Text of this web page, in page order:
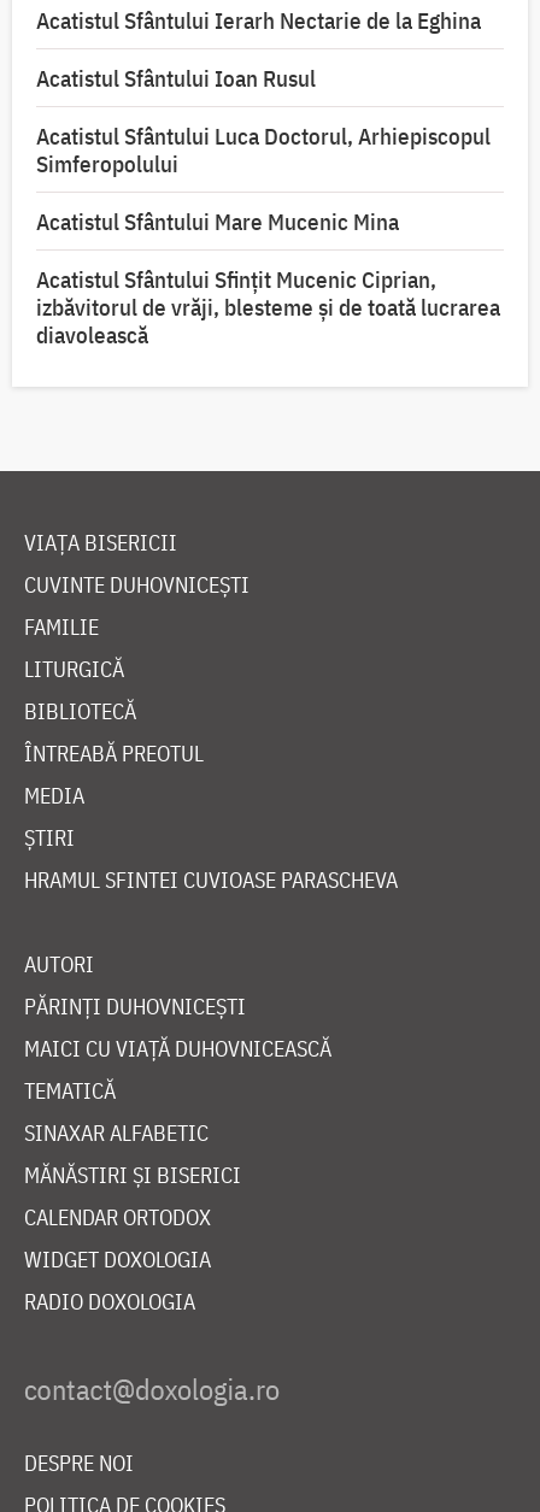
Acatistul Sfântului Ierarh Nectarie de la Eghina
Acatistul Sfântului Ioan Rusul
Acatistul Sfântului Luca Doctorul, Arhiepiscopul
Simferopolului
Acatistul Sfântului Mare Mucenic Mina
Acatistul Sfântului Sfințit Mucenic Ciprian,
izbăvitorul de vrăji, blesteme și de toată lucrarea
diavolească
VIAȚA BISERICII
CUVINTE DUHOVNICEȘTI
FAMILIE
LITURGICĂ
BIBLIOTECĂ
ÎNTREABĂ PREOTUL
MEDIA
ȘTIRI
HRAMUL SFINTEI CUVIOASE PARASCHEVA
AUTORI
PĂRINȚI DUHOVNICEȘTI
MAICI CU VIAȚĂ DUHOVNICEASCĂ
TEMATICĂ
SINAXAR ALFABETIC
MĂNĂSTIRI ȘI BISERICI
CALENDAR ORTODOX
WIDGET DOXOLOGIA
RADIO DOXOLOGIA
DESPRE NOI
POLITICA DE COOKIES